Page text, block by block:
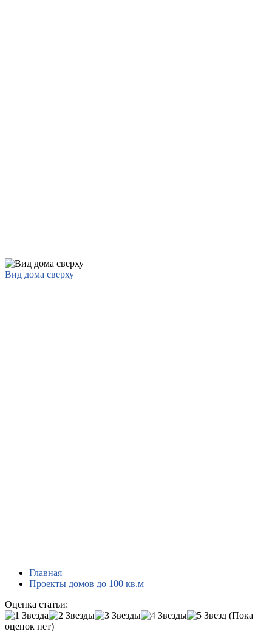
Вид дома сверху
Главная
Проекты домов до 100 кв.м
Оценка статьи:
(Пока
оценок нет)